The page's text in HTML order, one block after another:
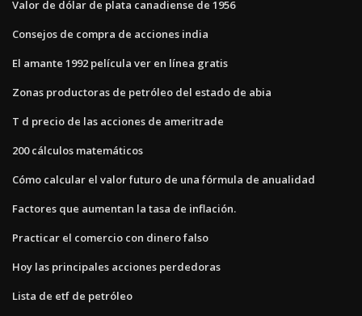
Valor de dólar de plata canadiense de 1956
Consejos de compra de acciones india
El amante 1992 película ver en línea gratis
Zonas productoras de petróleo del estado de abia
T d precio de las acciones de ameritrade
200 cálculos matemáticos
Cómo calcular el valor futuro de una fórmula de anualidad
Factores que aumentan la tasa de inflación.
Practicar el comercio con dinero falso
Hoy las principales acciones perdedoras
Lista de etf de petróleo